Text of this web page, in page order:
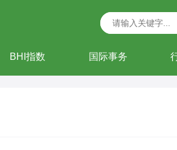
BHI指数 国际事务